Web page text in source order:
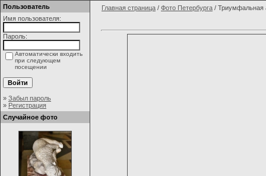
Пользователь
Имя пользователя:
Пароль:
Автоматически входить
при следующем
посещении
» Забыл пароль
» Регистрация
Случайное фото
Главная страница / Фото Петербурга / Триумфальная